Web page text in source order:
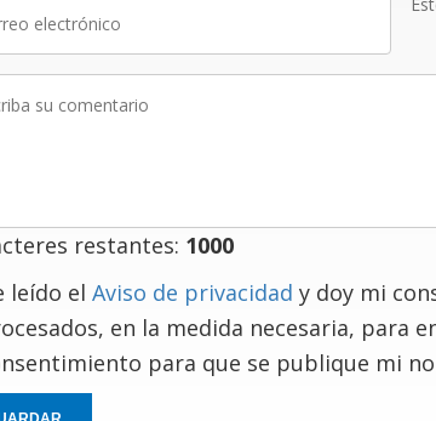
restantes: 1000
leído el Aviso de privacidad y doy mi
en la medida necesaria, para
para que se publique mi